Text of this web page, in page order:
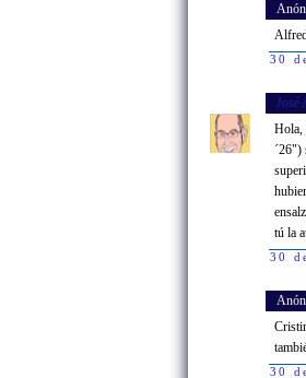
30
José
Hola,
´26")
tú la
30
30